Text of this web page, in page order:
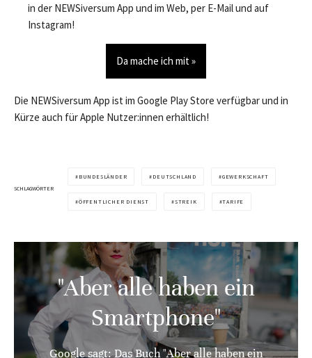
in der NEWSiversum App und im Web, per E-Mail und auf
Instagram!
Da mache ich mit »
Die NEWSiversum App ist im Google Play Store verfügbar und in
Kürze auch für Apple Nutzer:innen erhältlich!
SCHLAGWÖRTER
BUNDESLÄNDER DEUTSCHLAND GEWERKSCHAFT
ÖFFENTLICHER DIENST STREIK TARIFE
"Aber alle haben ein
Smartphone"
Google sagt: Das Buch "Aber alle haben ein